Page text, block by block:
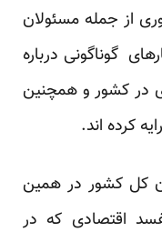
از جمله مسئولان
گوناگونی درباره
در کشور و همچنین
کرده اند.
کل کشور در همین
گفته است: “حکم 100 مفسد اقتصادی که در